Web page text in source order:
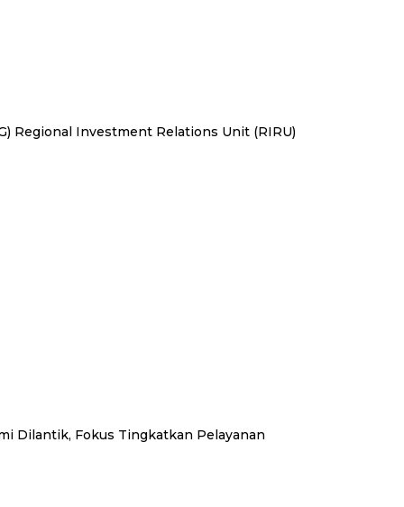
Regional Investment Relations Unit (RIRU)
Dilantik, Fokus Tingkatkan Pelayanan